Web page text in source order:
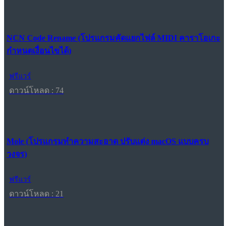
NCN Code Rename (โปรแกรมคัดแยกไฟล์ MIDI คาราโอเกะ
กำหนดเงื่อนไขได้)
ฟรีแวร์
ดาวน์โหลด : 74
Mole (โปรแกรมทำความสะอาด ปรับแต่ง macOS แบบครบ
วงจร)
ฟรีแวร์
ดาวน์โหลด : 21